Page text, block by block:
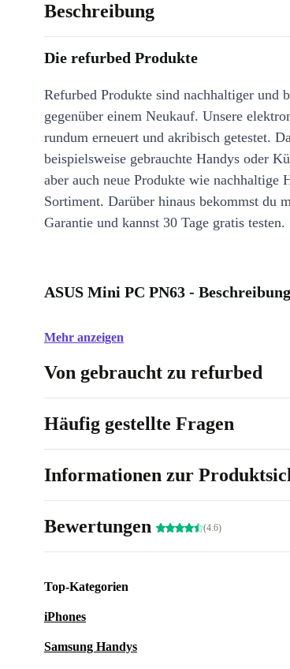
Beschreibung
Die refurbed Produkte
Refurbed Produkte sind nachhaltiger und
gegenüber einem Neukauf. Unsere
rundum erneuert und akribisch getestet.
beispielsweise gebrauchte Handys oder
aber auch neue Produkte wie nachhaltige
Sortiment. Darüber hinaus bekommst du
Garantie und kannst 30 Tage gratis testen.
ASUS Mini PC PN63 - Beschreibung
Mehr anzeigen
Von gebraucht zu refurbed
Häufig gestellte Fragen
Informationen zur
Bewertungen (4.6)
Top-Kategorien
iPhones
Samsung Handys